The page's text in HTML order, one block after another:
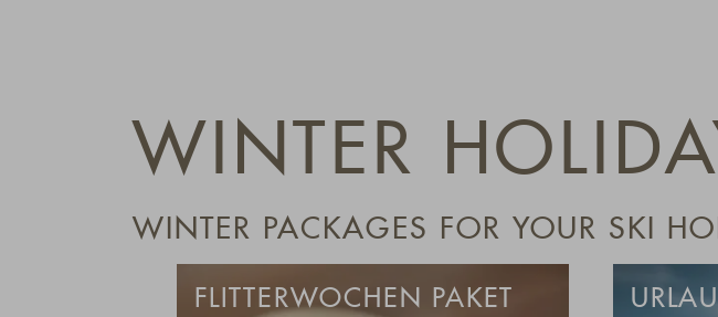
WINTER
WINTER PACKAGES FOR YOUR SKI
FLITTERWOCHEN PAKET